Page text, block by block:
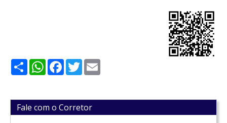
ShareWhatsApp
Facebook
Twitter
Fale com o Corretor